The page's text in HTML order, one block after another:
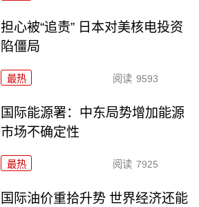
担心被“追责” 日本对美核电投资
陷僵局
最热 阅读 9593
国际能源署：中东局势增加能源
市场不确定性
最热 阅读 7925
国际油价重拾升势 世界经济还能